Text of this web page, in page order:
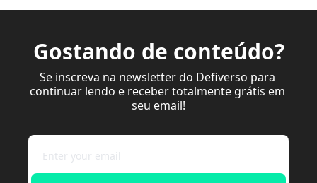
Gostando de conteúdo?
Se inscreva na newsletter do Defiverso para
continuar lendo e receber totalmente grátis em
seu email!